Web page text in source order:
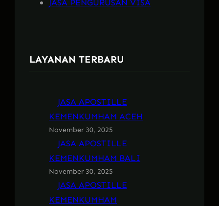
JASA PENGURUSAN VISA
LAYANAN TERBARU
JASA APOSTILLE
KEMENKUMHAM ACEH
November 30, 2025
JASA APOSTILLE
KEMENKUMHAM BALI
November 30, 2025
JASA APOSTILLE
KEMENKUMHAM